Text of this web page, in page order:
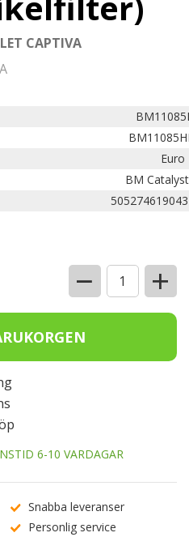
CAPTIVA
Euro
BM
− +
6-10 VARDAGAR
Snabba leveranser
Personlig service